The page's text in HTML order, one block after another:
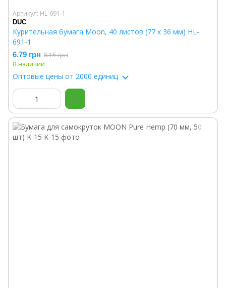
Артикул: HL-691-1
DUC
Курительная бумага Moon, 40 листов (77 x 36 мм) HL-
691-1
6.79 грн 8.15 грн
В наличии
Оптовые цены от 2000 единиц